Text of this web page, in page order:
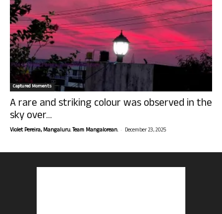
Captured Moments
A rare and striking colour was observed in the
sky over...
Violet Pereira, Mangaluru. Team Mangalorean. - December 23, 2025